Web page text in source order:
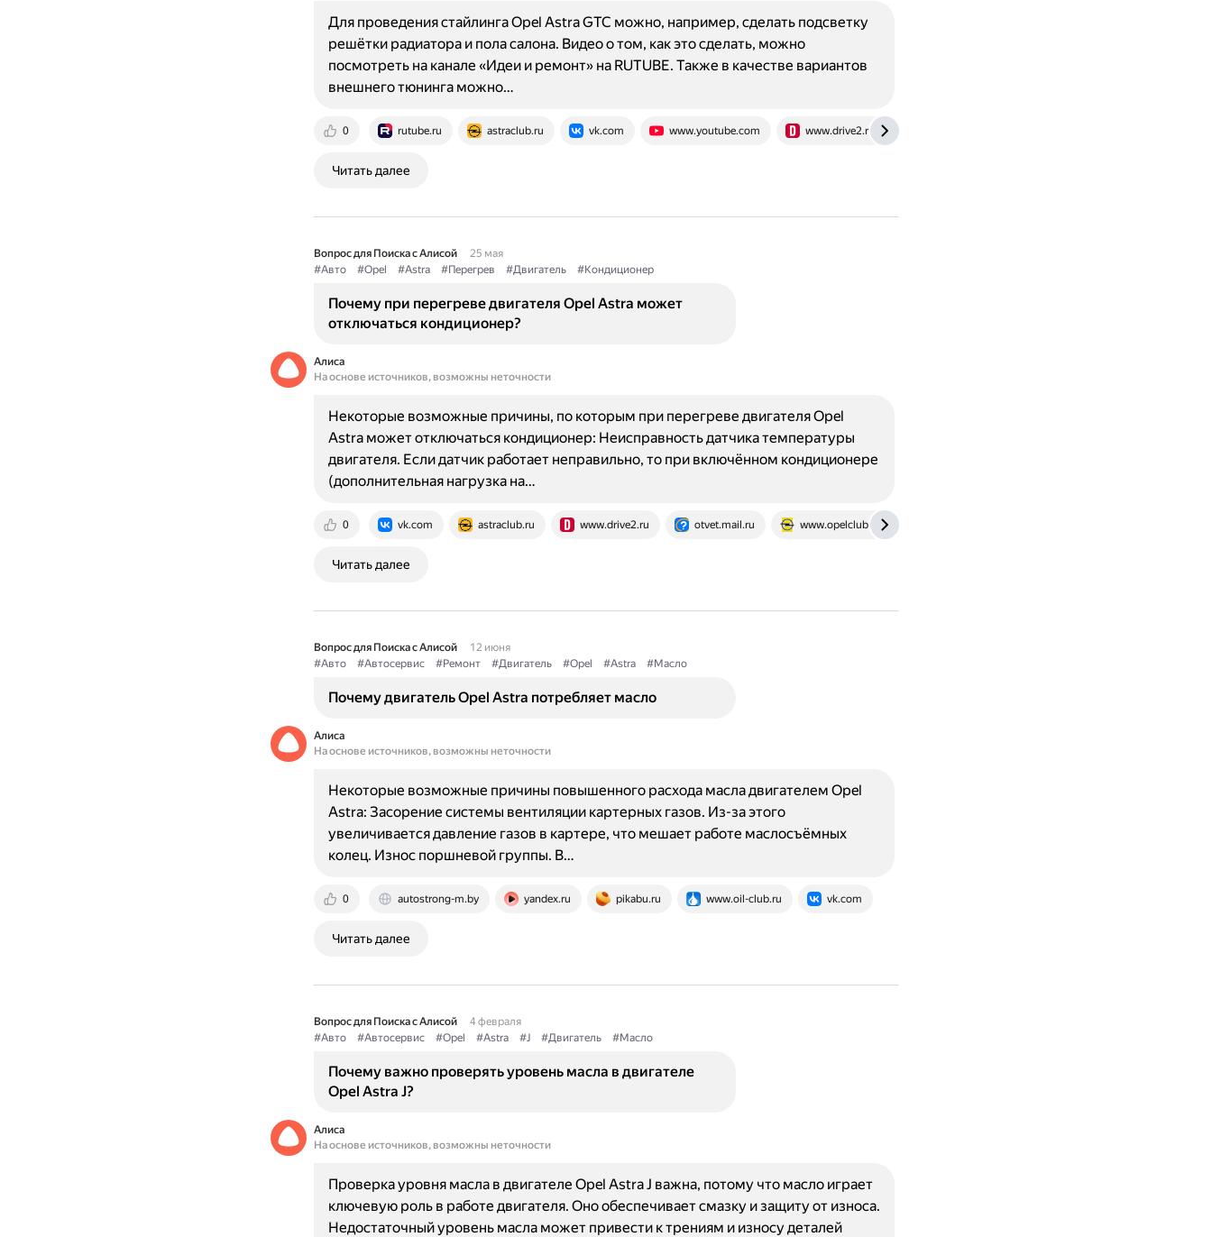
0 rutube.ru astraclub.ru vk.com www.youtube.com www.drive2.ru
Для проведения стайлинга Opel Astra GTC можно, например, сделать подсветку
решётки радиатора и пола салона. Видео о том, как это сделать, можно
посмотреть на канале «Идеи и ремонт» на RUTUBE. Также в качестве вариантов
внешнего тюнинга можно…
Читать далее
Вопрос для Поиска с Алисой
25 мая
#Авто
#Opel #Astra #Перегрев #Двигатель #Кондиционер
Почему при перегреве двигателя Opel Astra может
отключаться кондиционер?
Алиса
На основе источников, возможны неточности
0 vk.com astraclub.ru www.drive2.ru otvet.mail.ru www.opelclub.ru
Некоторые возможные причины, по которым при перегреве двигателя Opel
Astra может отключаться кондиционер: Неисправность датчика температуры
двигателя. Если датчик работает неправильно, то при включённом кондиционере
(дополнительная нагрузка на…
Читать далее
Вопрос для Поиска с Алисой
12 июня
#Авто
#Автосервис #Ремонт #Двигатель #Opel #Astra #Масло
Почему двигатель Opel Astra потребляет масло
Алиса
На основе источников, возможны неточности
0 autostrong-m.by yandex.ru pikabu.ru www.oil-club.ru vk.com
Некоторые возможные причины повышенного расхода масла двигателем Opel
Astra: Засорение системы вентиляции картерных газов. Из-за этого
увеличивается давление газов в картере, что мешает работе маслосъёмных
колец. Износ поршневой группы. В…
Читать далее
Вопрос для Поиска с Алисой
4 февраля
#Авто
#Автосервис #Opel #Astra #J #Двигатель #Масло
Почему важно проверять уровень масла в двигателе
Opel Astra J?
Алиса
На основе источников, возможны неточности
Проверка уровня масла в двигателе Opel Astra J важна, потому что масло играет
ключевую роль в работе двигателя. Оно обеспечивает смазку и защиту от износа.
Недостаточный уровень масла может привести к трениям и износу деталей